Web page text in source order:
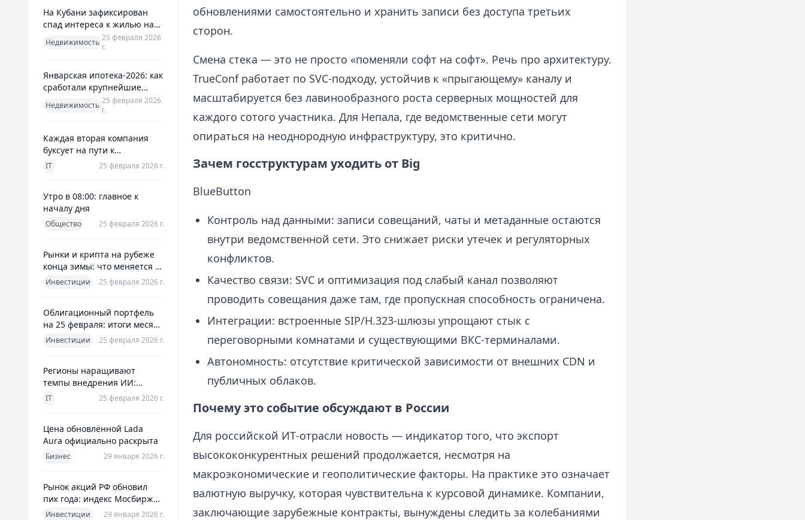
На Кубани зафиксирован
спад интереса к жилью на
Недвижимость 25 февраля 2026
г.
Январская ипотека-2026: как
сработали крупнейшие
банки и что это значит для
заемщиков
Недвижимость 25 февраля 2026
г.
Каждая вторая компания
буксует на пути к
полноценной ERP
IT 25 февраля 2026 г.
Утро в 08:00: главное к
началу дня
Общество 25 февраля 2026 г.
Рынки и крипта на рубеже
конца зимы: что меняется к
25 февраля 2026
Инвестиции 25 февраля 2026 г.
Облигационный портфель
на 25 февраля: итоги месяца
и планы на март
Инвестиции 25 февраля 2026 г.
Регионы наращивают
темпы внедрения ИИ:
главное из отраслевого
IT 25 февраля 2026 г.
Цена обновлённой Lada
Aura официально раскрыта
Бизнес 29 января 2026 г.
Рынок акций РФ обновил
пик года: индекс Мосбиржи
на новом максимуме 2026-го
Инвестиции 29 января 2026 г.
обновлениями самостоятельно и хранить записи без доступа третьих
сторон.
Смена стека — это не просто «поменяли софт на софт». Речь про архитектуру.
TrueConf работает по SVC‑подходу, устойчив к «прыгающему» каналу и
масштабируется без лавинообразного роста серверных мощностей для
каждого сотого участника. Для Непала, где ведомственные сети могут
опираться на неоднородную инфраструктуру, это критично.
Зачем госструктурам уходить от Big
BlueButton
Контроль над данными: записи совещаний, чаты и метаданные остаются
внутри ведомственной сети. Это снижает риски утечек и регуляторных
конфликтов.
Качество связи: SVC и оптимизация под слабый канал позволяют
проводить совещания даже там, где пропускная способность ограничена.
Интеграции: встроенные SIP/H.323‑шлюзы упрощают стык с
переговорными комнатами и существующими ВКС‑терминалами.
Автономность: отсутствие критической зависимости от внешних CDN и
публичных облаков.
Почему это событие обсуждают в России
Для российской ИТ‑отрасли новость — индикатор того, что экспорт
высококонкурентных решений продолжается, несмотря на
макроэкономические и геополитические факторы. На практике это означает
валютную выручку, которая чувствительна к курсовой динамике. Компании,
заключающие зарубежные контракты, вынуждены следить за колебаниями